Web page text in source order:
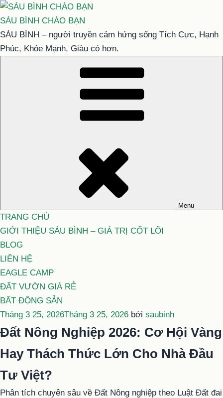
Chuyển
đến
phần
nội
SÁU BÌNH CHÀO BẠN
SÁU BÌNH – người truyền cảm hứng sống Tích Cực, Hạnh
Phúc, Khỏe Mạnh, Giàu có hơn.
Menu
TRANG CHỦ
GIỚI THIỆU SÁU BÌNH – GIÁ TRỊ CỐT LÕI
BLOG
LIÊN HỆ
EAGLE CAMP
ĐẤT VƯỜN GIÁ RẺ
BẤT ĐỘNG SẢN
Đăng
trong
Tháng 3 25, 2026Tháng 3 25, 2026 bởi saubinh
Đất Nông Nghiệp 2026: Cơ Hội Vàng
Hay Thách Thức Lớn Cho Nhà Đầu
Tư Việt?
Phân tích chuyên sâu về Đất Nông nghiệp theo Luật Đất đai